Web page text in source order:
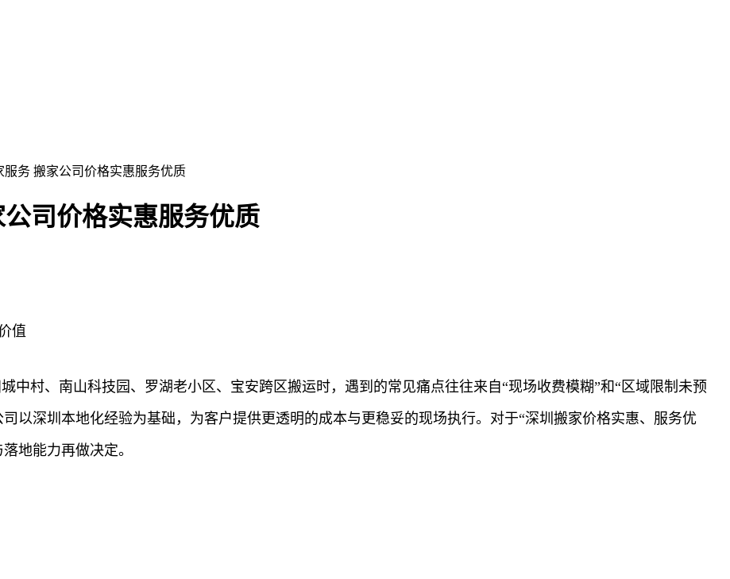
务 搬家公司价格实惠服务优质
司价格实惠服务优质
值
中村、南山科技园、罗湖老小区、宝安跨区搬运时，遇到的常见痛点往往来自“现场收费模糊”和“区域限制未预
以深圳本地化经验为基础，为客户提供更透明的成本与更稳妥的现场执行。对于“深圳搬家价格实惠、服务优
地能力再做决定。